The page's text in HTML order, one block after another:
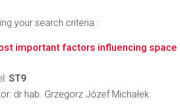
your search criteria :
important factors influencing space
ST9
dr hab. Grzegorz Józef Michałek